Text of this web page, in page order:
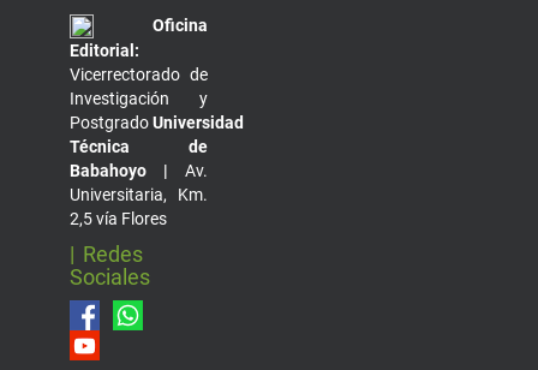
Oficina
Editorial:
Vicerrectorado de
Investigación y
PostgradoUniversidad
Técnica de
Babahoyo | Av.
Universitaria, Km.
2,5 vía Flores
| Redes
Sociales